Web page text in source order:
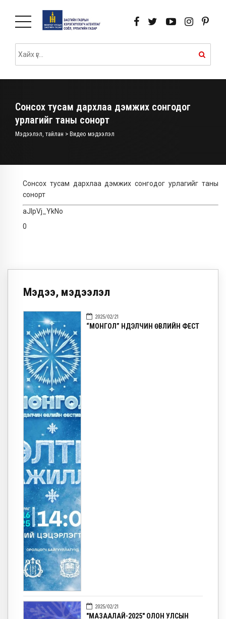
Сонсох тусам дархлаа дэмжих сонгодог
урлагийг таны сонорт
Мэдээлэл, тайлан > Видео мэдээлэл
Сонсох тусам дархлаа дэмжих сонгодог урлагийг таны
сонорт
aJIpVj_YkNo
0
Мэдээ, мэдээлэл
2025/02/21
“МОНГОЛ” НҮҮДЭЛЧИН ӨВЛИЙН ФЕСТ
2025/02/21
"МАЗААЛАЙ-2025" ОЛОН УЛСЫН